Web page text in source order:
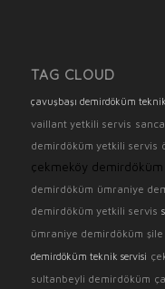
TAG CLOUD
çavuşbaşı demirdöküm
vaillant yetkili servis
demirdöküm yetkili servis
çekmeköy demirdöküm
demirdöküm ümraniye
demirdöküm yetkili servis
ümraniye demirdöküm
demirdöküm teknik servisi
sultanbeyli demirdöküm